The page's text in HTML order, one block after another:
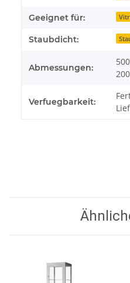
Geeignet für:
Staubdicht:
Abmessungen:
Verfuegbarkeit: